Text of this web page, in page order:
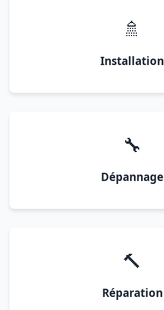
🚿
Installation
🔧
Dépannage
🔨
Réparation